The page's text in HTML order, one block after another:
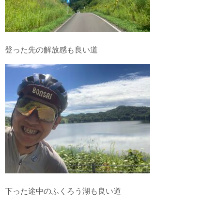
登った先の解放感も良い道
下った途中のふくろう湖も良い道